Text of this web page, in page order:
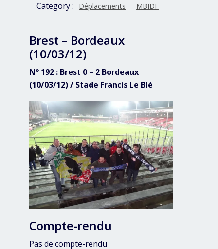
Category : Déplacements MBIDF
Brest – Bordeaux
(10/03/12)
N° 192 : Brest 0 – 2 Bordeaux
(10/03/12) / Stade Francis Le Blé
Compte-rendu
Pas de compte-rendu